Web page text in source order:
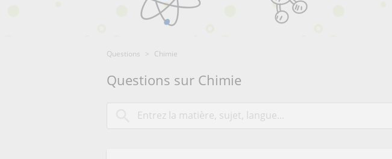
Questions > Chimie
Questions sur Chimie